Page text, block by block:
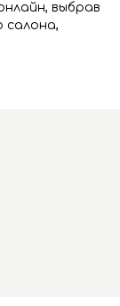
выбрав
салона,